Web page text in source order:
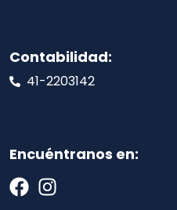
Contabilidad:
41-2203142
Encuéntranos en: